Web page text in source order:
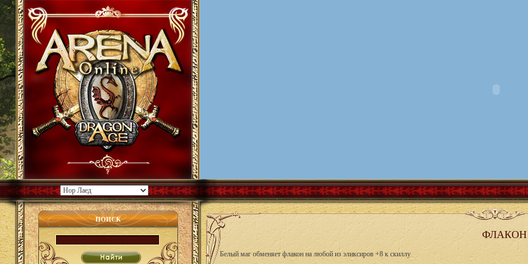
ПОИСК
Белый маг обменяет флакон на любой из эликсиров +8 к скиллу